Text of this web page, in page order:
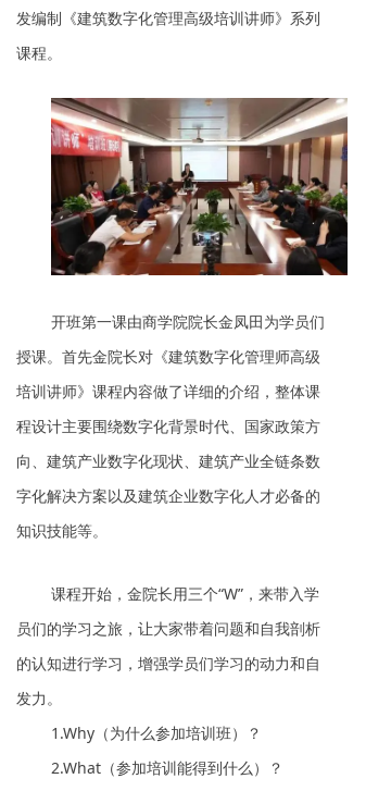
发编制《建筑数字化管理高级培训讲师》系列
课程。
开班第一课由商学院院长金凤田为学员们
授课。首先金院长对《建筑数字化管理师高级
培训讲师》课程内容做了详细的介绍，整体课
程设计主要围绕数字化背景时代、国家政策方
向、建筑产业数字化现状、建筑产业全链条数
字化解决方案以及建筑企业数字化人才必备的
知识技能等。
课程开始，金院长用三个“W”，来带入学
员们的学习之旅，让大家带着问题和自我剖析
的认知进行学习，增强学员们学习的动力和自
发力。
1.Why（为什么参加培训班）？
2.What（参加培训能得到什么）？